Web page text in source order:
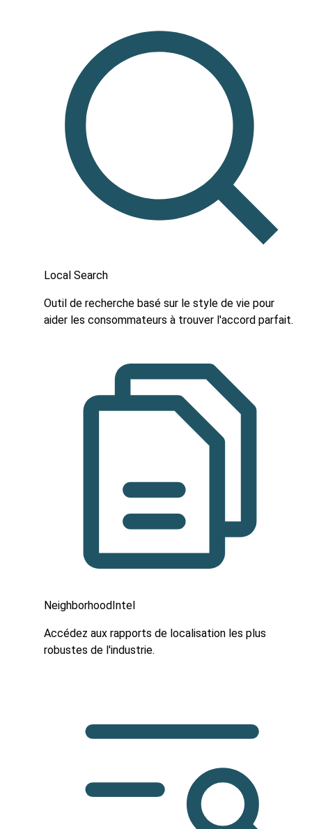
Local Search
Outil de recherche basé sur le style de vie pour
aider les consommateurs à trouver l'accord parfait.
NeighborhoodIntel
Accédez aux rapports de localisation les plus
robustes de l'industrie.